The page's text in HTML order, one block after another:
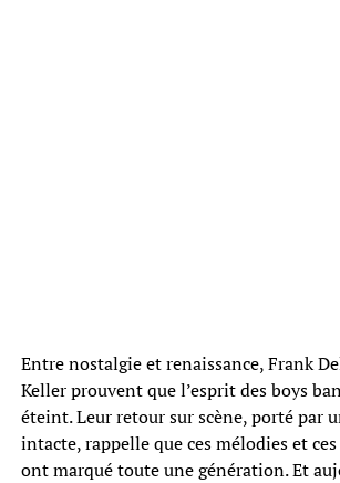
Entre nostalgie et renaissance, Frank
Keller prouvent que l’esprit des boys
éteint. Leur retour sur scène, porté par
intacte, rappelle que ces mélodies et
ont marqué toute une génération. Et